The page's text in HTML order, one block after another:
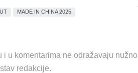
MADE IN CHINA 2025
i u komentarima ne odražavaju nužno
stav redakcije.